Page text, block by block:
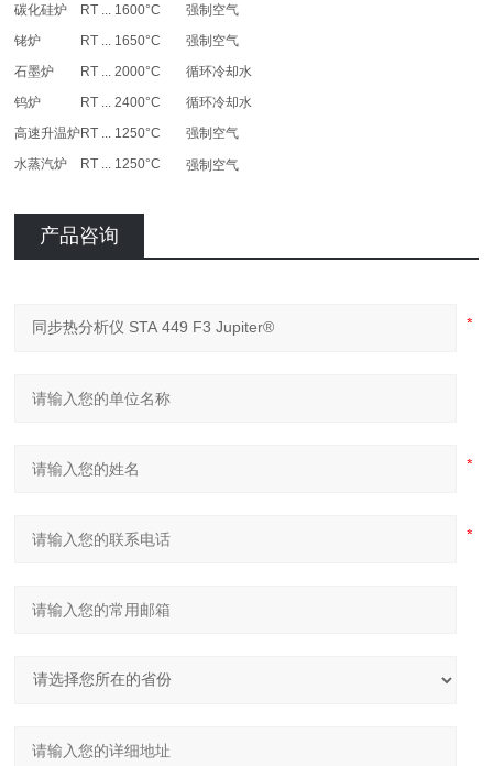
碳化硅炉
RT ... 1600°C
强制空气
铑炉
RT ... 1650°C
强制空气
石墨炉
RT ... 2000°C
循环冷却水
钨炉
RT ... 2400°C
循环冷却水
高速升温炉RT ... 1250°C
强制空气
水蒸汽炉
RT ... 1250°C 强制空气
产品咨询